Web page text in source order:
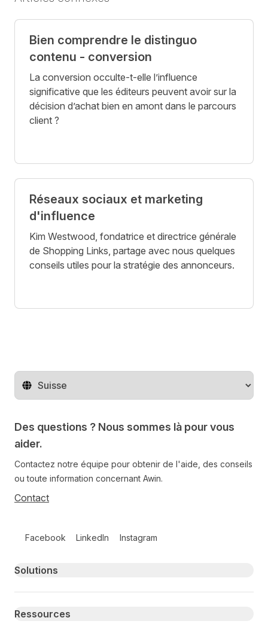
Bien comprendre le distinguo
contenu - conversion
La conversion occulte-t-elle l’influence
significative que les éditeurs peuvent avoir sur la
décision d’achat bien en amont dans le parcours
client ?
Réseaux sociaux et marketing
d'influence
Kim Westwood, fondatrice et directrice générale
de Shopping Links, partage avec nous quelques
conseils utiles pour la stratégie des annonceurs.
Changer de pays
Des questions ? Nous sommes là pour vous
aider.
Contactez notre équipe pour obtenir de l'aide, des conseils
ou toute information concernant Awin.
Contact
Facebook LinkedIn Instagram
Primary footer navigation
Solutions
Ressources